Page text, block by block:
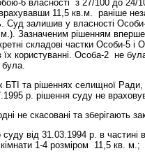
6 власності з 27/100 до 24/
11,5 кв.м. раніше
Суд залишив у власності Особи-
Зазначеним рішенням вперше
складові частки Особи-5 і
користуванні. Особа-2 не
була.
БТІ та рішеннях селищної
р. рішення суду не
не скасовані та зберігають
суду від 31.03.1994 р. в частині
1-4 розміром 11,5 кв. м.;